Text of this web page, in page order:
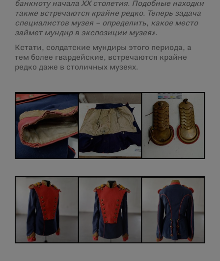
банкноту начала ХХ столетия. Подобные находки
также встречаются крайне редко. Теперь задача
специалистов музея – определить, какое место
займет мундир в экспозиции музея».
Кстати, солдатские мундиры этого периода, а
тем более гвардейские, встречаются крайне
редко даже в столичных музеях.